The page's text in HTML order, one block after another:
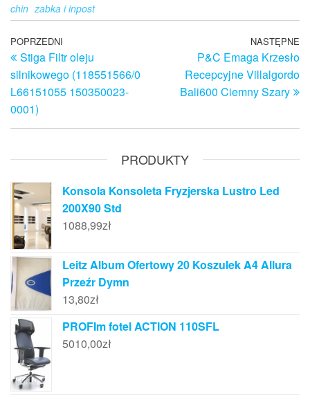
chin zabka i inpost
Nawigacja
wpisu
Poprzedni
wpis
POPRZEDNI
Stiga Filtr oleju
silnikowego (118551566/0
L66151055 150350023-
0001)
NASTĘPNE
P&C Emaga Krzesło
Recepcyjne Villalgordo
Bali600 Ciemny Szary
PRODUKTY
Konsola Konsoleta Fryzjerska Lustro Led
200X90 Std
1088,99zł
Leitz Album Ofertowy 20 Koszulek A4 Allura
Przeźr Dymn
13,80zł
PROFIm fotel ACTION 110SFL
5010,00zł